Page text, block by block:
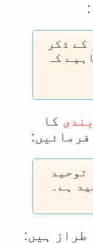
ذکر
کہ
کا
فرمائیں:
توحید
ہے۔
طراز ہیں: